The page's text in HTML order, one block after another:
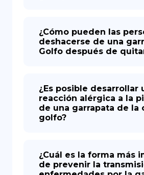
¿Cómo pueden las
deshacerse de una
Golfo después de
¿Es posible desarrollar
reacción alérgica a la
de una garrapata de la
golfo?
¿Cuál es la forma más
de prevenir la